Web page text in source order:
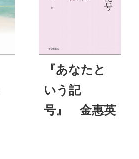
『あなたと
いう記
号』 金惠英